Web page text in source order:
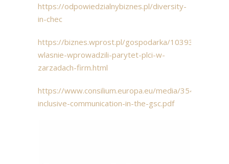
https://odpowiedzialnybiznes.pl/diversity-
in-chec
https://biznes.wprost.pl/gospodarka/10393339/
wlasnie-wprowadzili-parytet-plci-w-
zarzadach-firm.html
https://www.consilium.europa.eu/media/35436/
inclusive-communication-in-the-gsc.pdf